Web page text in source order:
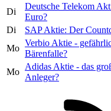
Di
Deutsche Telekom
Euro?
Di
SAP Aktie: Der
Mo
Verbio Aktie -
Bärenfalle?
Mo
Adidas Aktie - das
Anleger?